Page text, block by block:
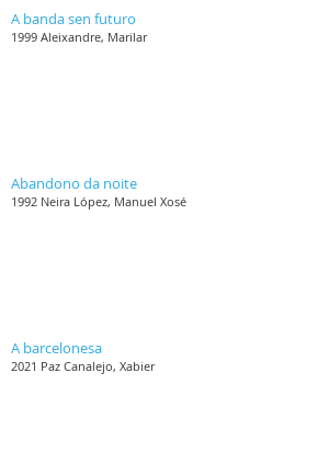
A banda sen futuro
1999 Aleixandre, Marilar
Abandono da noite
1992 Neira López, Manuel Xosé
A barcelonesa
2021 Paz Canalejo, Xabier